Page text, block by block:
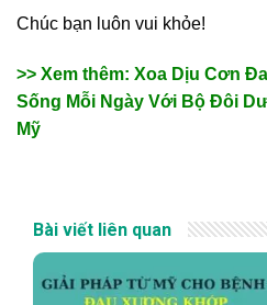
Chúc bạn luôn vui khỏe!
>> Xem thêm: Xoa Dịu Cơn
Sống Mỗi Ngày Với Bộ Đôi
Mỹ
Bài viết liên quan